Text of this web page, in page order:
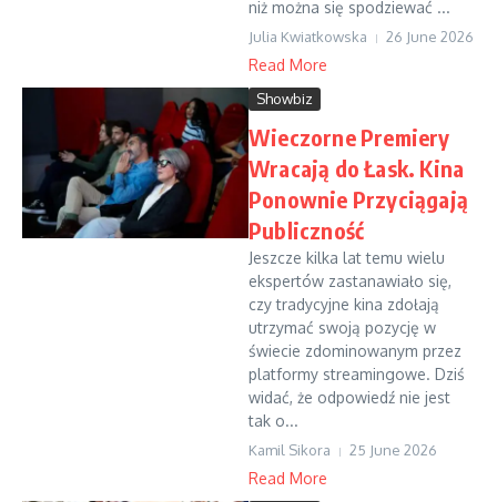
niż można się spodziewać ...
Julia Kwiatkowska 26 June 2026
Read More
Showbiz
Wieczorne Premiery
Wracają do Łask. Kina
Ponownie Przyciągają
Publiczność
Jeszcze kilka lat temu wielu
ekspertów zastanawiało się,
czy tradycyjne kina zdołają
utrzymać swoją pozycję w
świecie zdominowanym przez
platformy streamingowe. Dziś
widać, że odpowiedź nie jest
tak o...
Kamil Sikora 25 June 2026
Read More